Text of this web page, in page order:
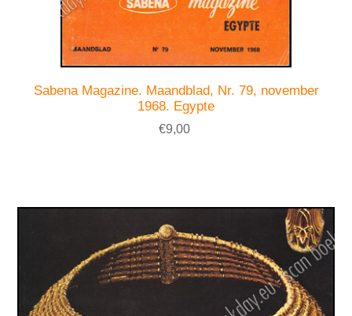
Sabena Magazine. Maandblad, Nr. 79, november
1968. Egypte
€9,00